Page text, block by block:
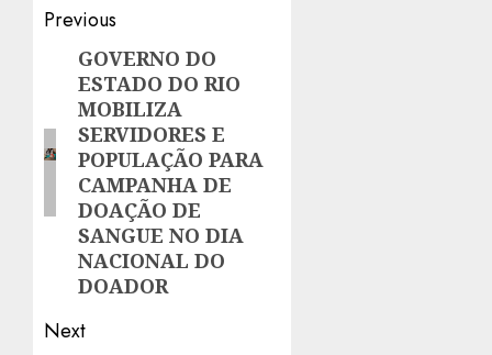
Post
navigation
Previous
Previous
post:
GOVERNO DO
ESTADO DO RIO
MOBILIZA
SERVIDORES E
POPULAÇÃO PARA
CAMPANHA DE
DOAÇÃO DE
SANGUE NO DIA
NACIONAL DO
DOADOR
Next